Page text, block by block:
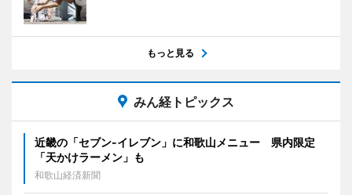
もっと見る
みん経トピックス
近畿の「セブン-イレブン」に和歌山メニュー 県内限定
「天かけラーメン」も
和歌山経済新聞